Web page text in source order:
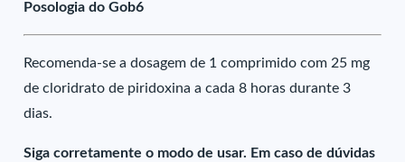
Posologia do Gob6
Recomenda-se a dosagem de 1 comprimido com 25 mg
de cloridrato de piridoxina a cada 8 horas durante 3
dias.
Siga corretamente o modo de usar. Em caso de dúvidas